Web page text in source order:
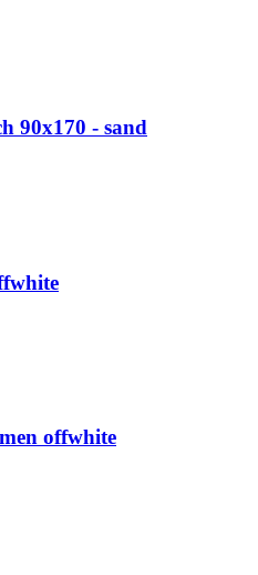
90x170 - sand
offwhite